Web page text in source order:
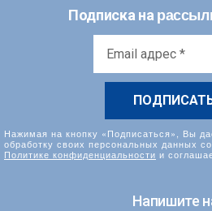
Подписка на
Нажимая на кнопку «Подписаться», Вы
обработку своих персональных данных
Политике конфиденциальности и
Напишите